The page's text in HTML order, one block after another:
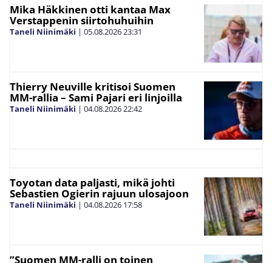
Mika Häkkinen otti kantaa Max
Verstappenin siirtohuhuihin
Taneli Niinimäki | 05.08.202623:31
Thierry Neuville kritisoi Suomen
MM-rallia – Sami Pajari eri linjoilla
Taneli Niinimäki | 04.08.202622:42
Toyotan data paljasti, mikä johti
Sebastien Ogierin rajuun ulosajoon
Taneli Niinimäki | 04.08.2026 17:58
”Suomen MM-ralli on toinen